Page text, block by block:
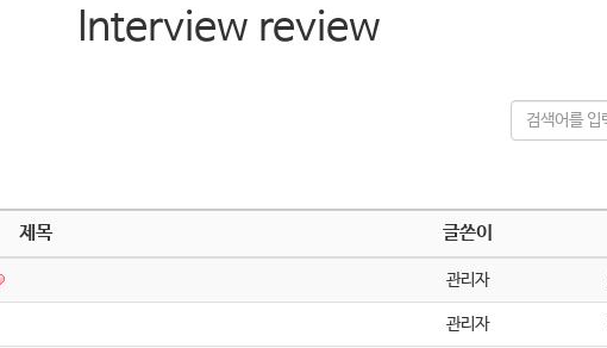
Interview review
제목 글쓴이
관리자
관리자